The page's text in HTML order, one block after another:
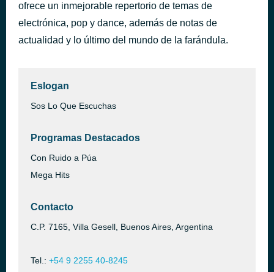
ofrece un inmejorable repertorio de temas de
electrónica, pop y dance, además de notas de
actualidad y lo último del mundo de la farándula.
Eslogan
Sos Lo Que Escuchas
Programas Destacados
Con Ruido a Púa
Mega Hits
Contacto
C.P. 7165, Villa Gesell, Buenos Aires, Argentina
Tel.: +54 9 2255 40-8245